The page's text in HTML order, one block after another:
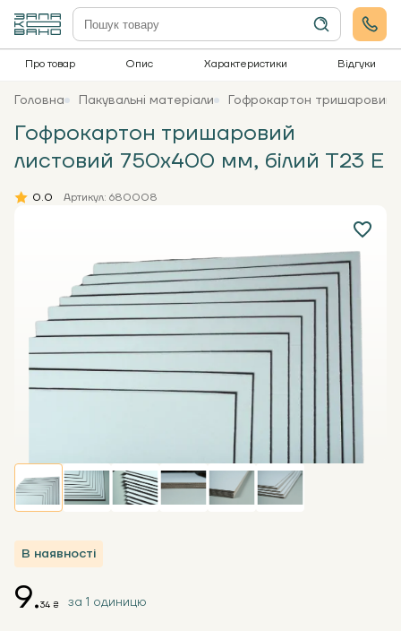
Про товар Опис Характеристики Відгуки
Головна Пакувальні матеріали Гофрокартон тришаровий
Гофрокартон тришаровий
листовий 750х400 мм, білий Т23 Е
0.0 Артикул: 680008
В наявності
9.34 ₴ за 1 одиницю